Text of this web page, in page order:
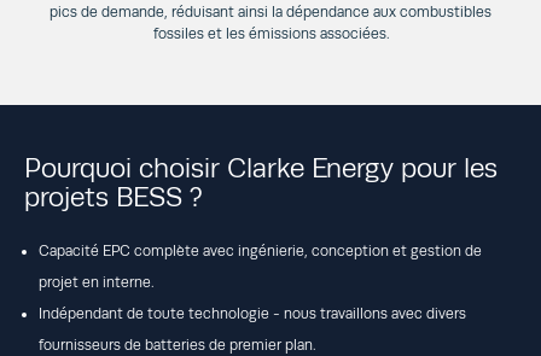
pics de demande, réduisant ainsi la dépendance aux combustibles
fossiles et les émissions associées.
Pourquoi choisir Clarke Energy pour les
projets BESS ?
Capacité EPC complète avec ingénierie, conception et gestion de
projet en interne.
Indépendant de toute technologie - nous travaillons avec divers
fournisseurs de batteries de premier plan.